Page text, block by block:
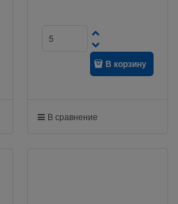
В корзину
В сравнение